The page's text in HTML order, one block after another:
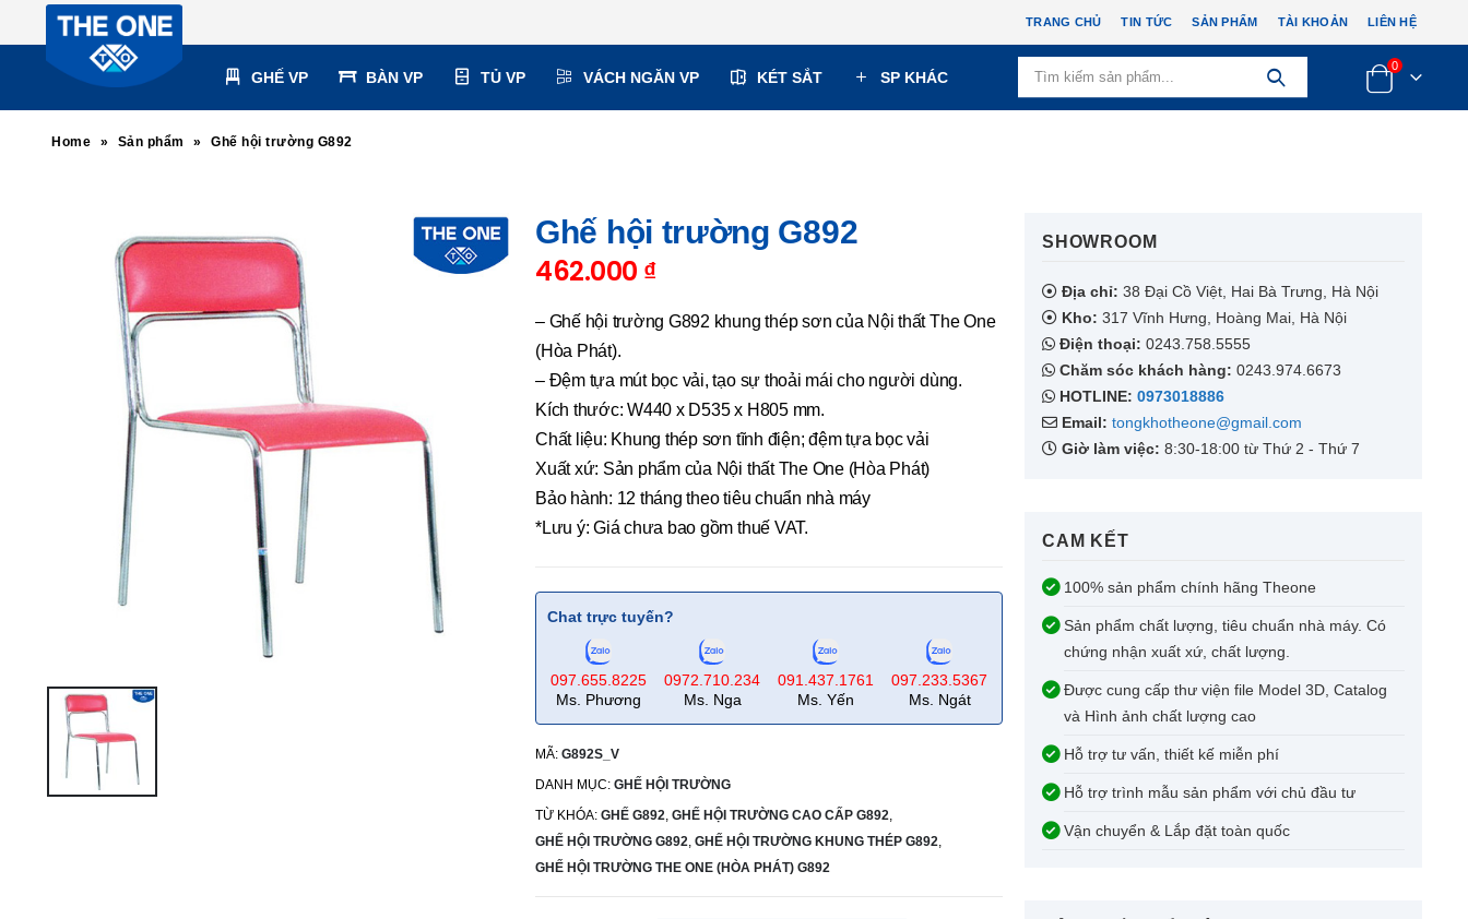
TRANG CHỦ TIN TỨC SẢN PHẨM TÀI KHOẢN LIÊN HỆ
GHẾ VP BÀN VP TỦ VP VÁCH NGĂN VP KÉT SẮT SP KHÁC
0
Home » Sản phẩm » Ghế hội trường G892
Ghế hội trường G892
462.000 ₫
– Ghế hội trường G892 khung thép sơn của Nội thất The One
(Hòa Phát).
– Đệm tựa mút bọc vải, tạo sự thoải mái cho người dùng.
Kích thước: W440 x D535 x H805 mm.
Chất liệu: Khung thép sơn tĩnh điện; đệm tựa bọc vải
Xuất xứ: Sản phẩm của Nội thất The One (Hòa Phát)
Bảo hành: 12 tháng theo tiêu chuẩn nhà máy
*Lưu ý: Giá chưa bao gồm thuế VAT.
Chat trực tuyến?
097.655.8225
Ms. Phương
0972.710.234
Ms. Nga
091.437.1761
Ms. Yến
097.233.5367
Ms. Ngát
MÃ: G892S_V
DANH MỤC: GHẾ HỘI TRƯỜNG
TỪ KHÓA: GHẾ G892 GHẾ HỘI TRƯỜNG CAO CẤP G892
GHẾ HỘI TRƯỜNG G892 GHẾ HỘI TRƯỜNG KHUNG THÉP G892
GHẾ HỘI TRƯỜNG THE ONE (HÒA PHÁT) G892
SHOWROOM​
Địa chỉ: 38 Đại Cồ Việt, Hai Bà Trưng, Hà Nội
Kho: 317 Vĩnh Hưng, Hoàng Mai, Hà Nội
Điện thoại: 0243.758.5555
Chăm sóc khách hàng: 0243.974.6673
HOTLINE: 0973018886
Email: tongkhotheone@gmail.com
Giờ làm việc: 8:30-18:00 từ Thứ 2 - Thứ 7
CAM KẾT​
100% sản phẩm chính hãng Theone
Sản phẩm chất lượng, tiêu chuẩn nhà máy. Có
chứng nhận xuất xứ, chất lượng.
Được cung cấp thư viện file Model 3D, Catalog
và Hình ảnh chất lượng cao
Hỗ trợ tư vấn, thiết kế miễn phí
Hỗ trợ trình mẫu sản phẩm với chủ đầu tư
Vận chuyển & Lắp đặt toàn quốc